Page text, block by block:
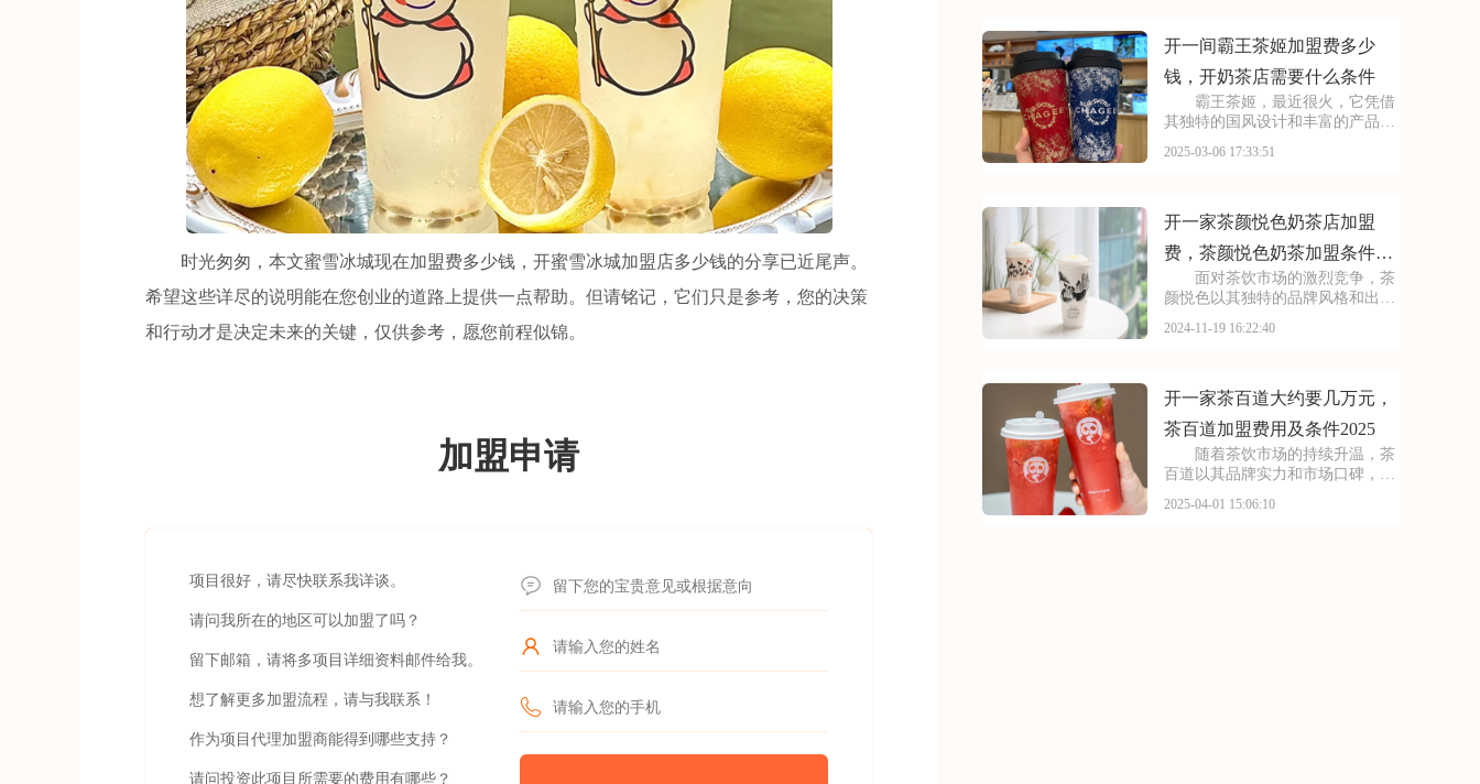
时光匆匆，本文蜜雪冰城现在加盟费多少钱，开蜜雪冰城加盟店多少钱的分享已近尾声。
希望这些详尽的说明能在您创业的道路上提供一点帮助。但请铭记，它们只是参考，您的决策
和行动才是决定未来的关键，仅供参考，愿您前程似锦。
加盟申请
项目很好，请尽快联系我详谈。
请问我所在的地区可以加盟了吗？
留下邮箱，请将多项目详细资料邮件给我。
想了解更多加盟流程，请与我联系！
作为项目代理加盟商能得到哪些支持？
请问投资此项目所需要的费用有哪些？
要多少费用。下面是开一个茶
开一间霸王茶姬加盟费多少
钱，开奶茶店需要什么条件
霸王茶姬，最近很火，它凭借
其独特的国风设计和丰富的产品
注重品质与服务，致力于为消费者
用呢？下面就来详细了解
2025-03-06 17:33:51
开一家茶颜悦色奶茶店加盟
费，茶颜悦色奶茶加盟条件和
费用
面对茶饮市场的激烈竞争，茶
颜悦色以其独特的品牌风格和出色
目光。对于有意加盟的创业者来
合作。接下来，就是大家
2024-11-19 16:22:40
开一家茶百道大约要几万元，
茶百道加盟费用及条件2025
随着茶饮市场的持续升温，茶
百道以其品牌实力和市场口碑，成
想要加入茶百道的大家庭，掌握其
2025-04-01 15:06:10